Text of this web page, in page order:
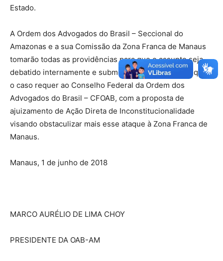
Estado.
A Ordem dos Advogados do Brasil – Seccional do
Amazonas e a sua Comissão da Zona Franca de Manaus
tomarão todas as providências para que o assunto seja
debatido internamente e submetido com a urgência que
o caso requer ao Conselho Federal da Ordem dos
Advogados do Brasil – CFOAB, com a proposta de
ajuizamento de Ação Direta de Inconstitucionalidade
visando obstaculizar mais esse ataque à Zona Franca de
Manaus.
Manaus, 1 de junho de 2018
MARCO AURÉLIO DE LIMA CHOY
PRESIDENTE DA OAB-AM